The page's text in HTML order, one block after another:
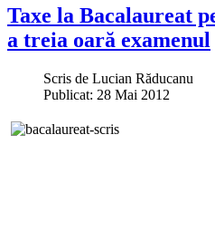
Taxe la Bacalaureat
a treia oară examenul
Scris de Lucian Răducanu
Publicat: 28 Mai 2012